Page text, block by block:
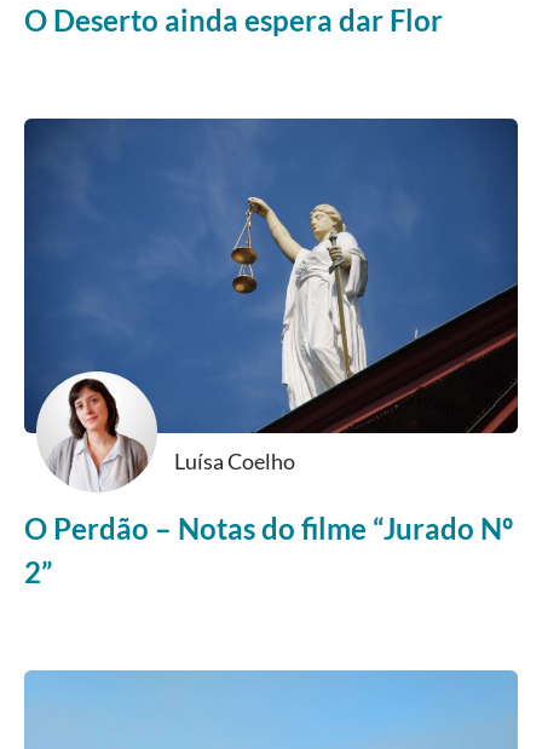
O Deserto ainda espera dar Flor
Luísa Coelho
O Perdão – Notas do filme “Jurado Nº
2”